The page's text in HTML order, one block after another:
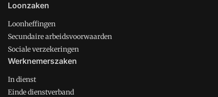
Loonzaken
Loonheffingen
Secundaire arbeidsvoorwaarden
Sociale verzekeringen
Werknemerszaken
In dienst
Einde dienstverband